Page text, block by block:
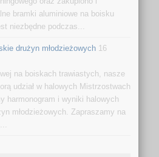
bramki aluminiowe na boisku
niezbędne podczas...
drużyn młodzieżowych 16
na boiskach trawiastych, nasze
udział w halowych Mistrzostwach
harmonogram i wyniki halowych
młodzieżowych. Zapraszamy na